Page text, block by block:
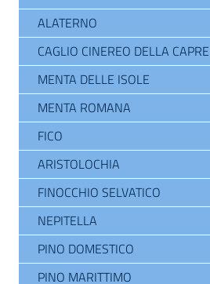
ALATERNO
CAGLIO CINEREO DELLA CAPRE
MENTA DELLE ISOLE
MENTA ROMANA
FICO
ARISTOLOCHIA
FINOCCHIO SELVATICO
NEPITELLA
PINO DOMESTICO
PINO MARITTIMO